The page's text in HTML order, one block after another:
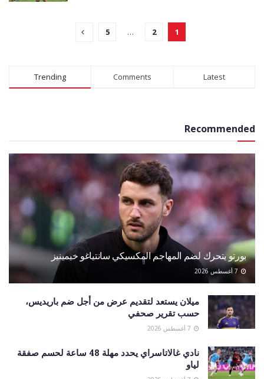
1
2
…
5
Trending Comments Latest
Recommended
بورتو يتحرك لضم المهاجم المكسيكي سانتياغو خيمينيز
ميلان يستعد لتقديم عرض من أجل ضم باريديس،
حسب تقرير صحفي
نادي غالاتاسراي يحدد مهلة 48 ساعة لحسم صفقة
لياو